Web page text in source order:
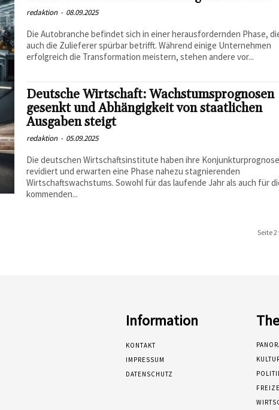
redaktion - 08.09.2025
Die Autobranche befindet sich in einer herausfordernden Phase,
auch die Zulieferer spürbar betrifft. Während einige Unternehmen
erfolgreich die Transformation meistern, stehen andere vor...
Deutsche Wirtschaft: Wachstumsprognosen
gesenkt und Abhängigkeit von staatlichen
Ausgaben steigt
redaktion - 05.09.2025
Die deutschen Wirtschaftsinstitute haben ihre
revidiert und erwarten eine Phase nahezu stagnierenden
Wirtschaftswachstums. Sowohl für das laufende Jahr als auch für
kommenden...
Seite 2
Information
KONTAKT
IMPRESSUM
DATENSCHUTZ